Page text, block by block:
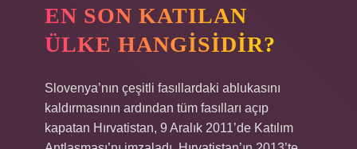
EN SON KATILAN
ÜLKE HANGISIDIR?
Slovenya’nın çeşitli fasıllardaki ablukasını
kaldırmasının ardından tüm fasılları açıp
kapatan Hırvatistan, 9 Aralık 2011’de Katılım